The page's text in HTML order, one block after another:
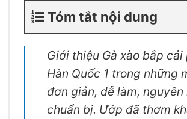
Tóm tắt nội dung
Giới thiệu Gà xào bắp cải
Hàn Quốc 1 trong những
đơn giản, dễ làm, nguyên
chuẩn bị. Ướp đã thơm